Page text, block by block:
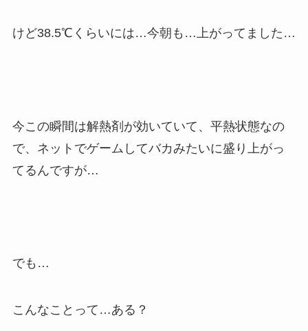
けど38.5℃くらいには…今朝も…上がってました…
今この瞬間は解熱剤が効いていて、平熱状態なの
で、ネットでゲームしてバカみたいに盛り上がっ
てるんですが…
でも…
こんなことって…ある？